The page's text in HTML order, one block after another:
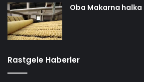
Oba Makarna halka
Rastgele Haberler